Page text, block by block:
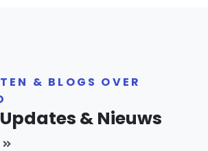
& BLOGS OVER
& Nieuws